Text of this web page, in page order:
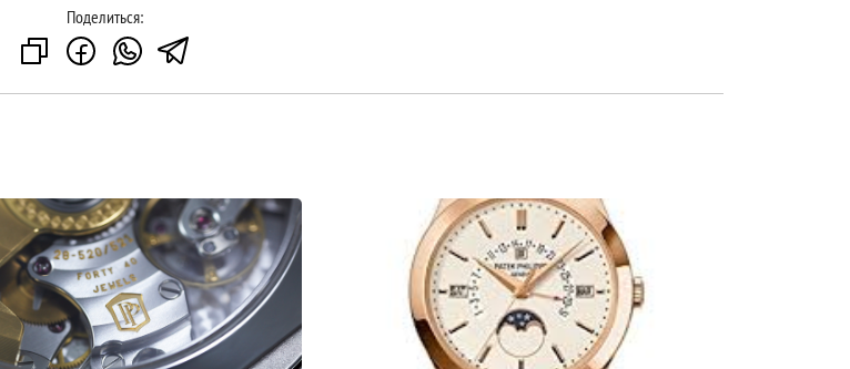
Поделиться: